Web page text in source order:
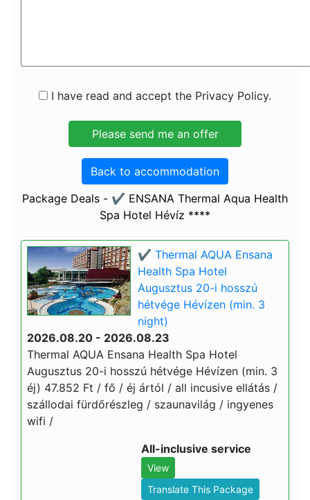
I have read and accept the Privacy Policy.
Back to accommodation
Package Deals - ✔️ ENSANA Thermal Aqua Health
Spa Hotel Hévíz ****
✔️ Thermal AQUA Ensana
Health Spa Hotel
Augusztus 20-i hosszú
hétvége Hévízen (min. 3
night)
2026.08.20 - 2026.08.23
Thermal AQUA Ensana Health Spa Hotel
Augusztus 20-i hosszú hétvége Hévízen (min. 3
éj) 47.852 Ft / fő / éj ártól / all incusive ellátás /
szállodai fürdőrészleg / szaunavilág / ingyenes
wifi /
All-inclusive service
View
Translate This Package